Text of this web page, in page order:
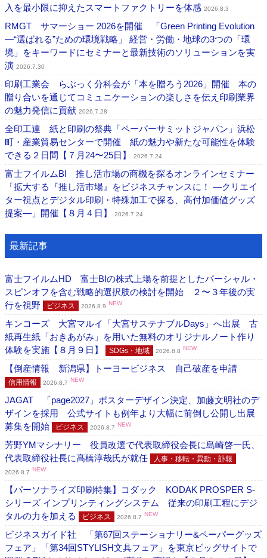
入を最小限に抑えたスマートファクトリーを体感 2026.8.3
RMGT サマーショー 2026を開催 「Green Printing Evolution
―“選ばれる”ための環境戦略」 経営・労働・地球の3つの「環
境」をキーワードにセミナーと最新技術のソリューションを実
演 2026.7.30
印刷工業会 らぶっく分科会が「本を贈ろう2026」開催 本の
贈り合いを通じてコミュニケーションの楽しさを伝え印刷業界
の魅力発信に貢献 2026.7.28
全印工連 紙と印刷の祭典「ペーパーサミットジャパン」浜松
町・産業貿易センターで開催 紙の魅力や新たな可能性を体験
できる２日間【７月24〜25日】
2026.7.24
富士フイルムBI 推し活市場の商機を探るオンラインセミナー
「拡大する『推し活市場』をビジネスチャンスに！ ―クリエイ
ター視点とデジタル印刷・特殊加工で探る、高付加価値グッズ
提案―」開催【８月４日】
2026.7.24
最新記事
富士フイルムHD 富士BIの株式上場を前提としたパーシャル・
スピンオフを含む戦略的選択肢の検討を開始 ２〜３年後の実
行を視野
ビジネス 2026.8.9 NEW
キンコーズ 大宮マルイ「大宮サステナブルDays」へ出展 古
紙再生紙「おきあがみ」を用いた無料のオリジナルノート作り
体験を実施【８月９日】
SDGs・地域 2026.8.8 NEW
【倒産情報 新潟県】トーヨービジネス 自己破産を申請
信用情報 2026.8.7 NEW
JAGAT 「page2027」ポスターデザイン決定、加藤文明社のデ
ザインを採用 公式サイトも例年より大幅に前倒し公開し出展
募集を開始
ビジネス 2026.8.7 NEW
芳野YMマシナリー 役員改選で代表取締役会長に島崎啓一氏、
代表取締役社長に髙橋淳哉氏が就任
人事・移転・異動・訃報
2026.8.7 NEW
【パーソナライズ印刷特集】コダック KODAK PROSPER S-
シリーズ インプリンティングシステム 従来の印刷工程にデジ
タルの力を加える
ビジネス 2026.8.7 NEW
ビジネスガイド社 「第67回ステーショナリー&ペーパーグッズ
フェア」「第34回STYLISH文具フェア」を東京ビッグサイトで